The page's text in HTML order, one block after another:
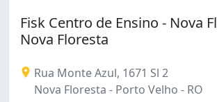
Fisk Centro de Ensino - Nova
Nova Floresta
Rua Monte Azul, 1671 Sl 2
Nova Floresta - Porto Velho - RO